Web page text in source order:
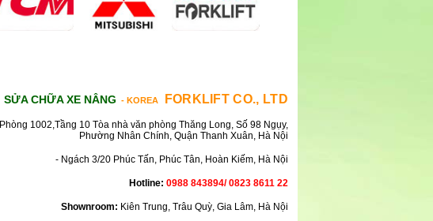
SỬA CHỮA XE NÂNG - KOREA FORKLIFT CO., LTD
Phòng 1002,Tầng 10 Tòa nhà văn phòng Thăng Long, Số 98 Ngụy,
Phường Nhân Chính, Quận Thanh Xuân, Hà Nội
- Ngách 3/20 Phúc Tấn, Phúc Tân, Hoàn Kiếm, Hà Nội
Hotline: 0988 843894/ 0823 8611 22
Shownroom: Kiên Trung, Trâu Quỳ, Gia Lâm, Hà Nội